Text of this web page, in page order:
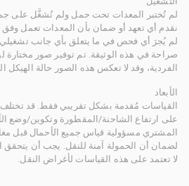
لم تُختبر المعدات تحت حمل ولم تُشغَّل على
نقدم أي تعهد أو ضمان بأن المعدات تعمل
لم يُجرَ أي فحص في ما يتعلق بأي جانب
صراحة في هذه الوثيقة. تم توفير صور مختارة
الفردية، وقد لا تعكس هذه الصور حالة الهيكل
الأبعاد
القياسات مُقدمة بشكل تقريبي فقط. قد تختلف
على ارتفاع الشاحنة/المقطورة وتكوين/وضع
المشتري مسؤولية قياس جميع الأحمال قبل
لضمان أن الحمولة آمنة للنقل. يجب أن
لا تعتمد على هذه القياسات لأغراض النقل.